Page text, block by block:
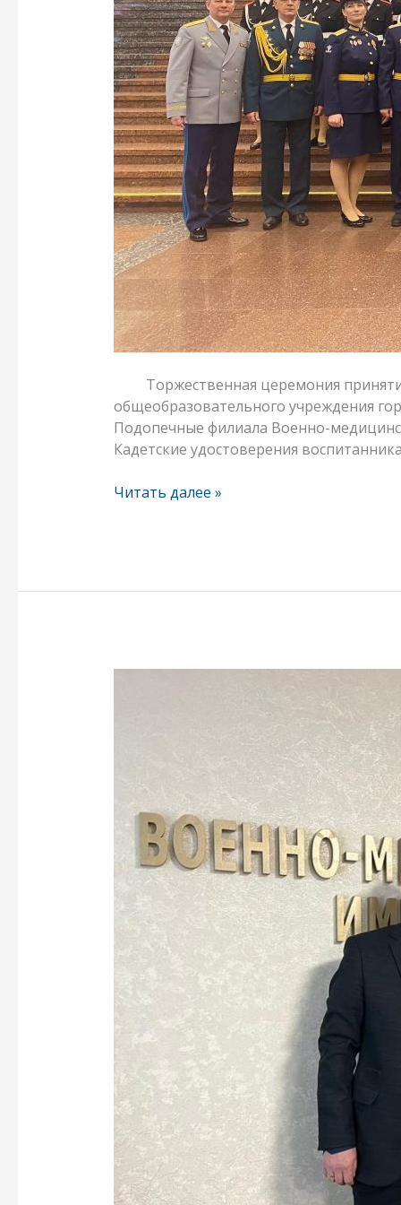
Торжественная церемония принятия
общеобразовательного учреждения
Подопечные филиала Военно-
Кадетские удостоверения
Читать далее »
отдела
материального
обеспечения
Лисиной
Шамсеньоры
Азезелевны